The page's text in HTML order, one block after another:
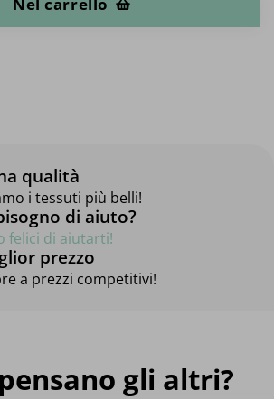
qualità
i tessuti più belli!
di aiuto?
felici di aiutarti!
prezzo
a prezzi competitivi!
gli altri?